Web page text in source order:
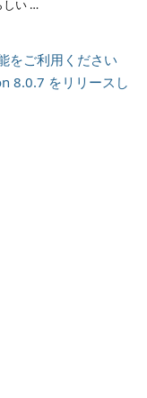
しい …
をご利用ください
8.0.7 をリリースし